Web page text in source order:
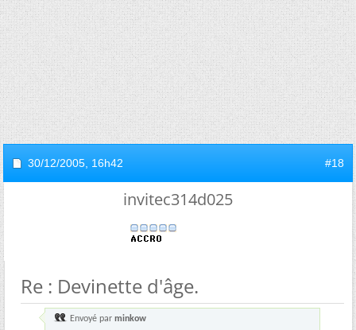
30/12/2005, 16h42 #18
invitec314d025
Re : Devinette d'âge.
Envoyé par minkow